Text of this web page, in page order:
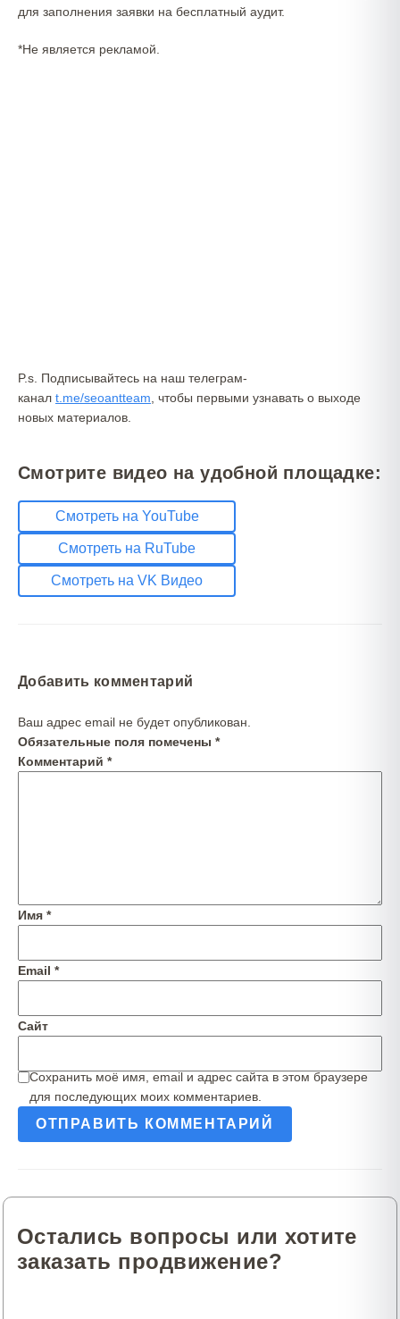
для заполнения заявки на бесплатный аудит.
*Не является рекламой.
P.s. Подписывайтесь на наш телеграм-
канал t.me/seoantteam , чтобы первыми узнавать о выходе
новых материалов.
Смотрите видео на удобной площадке:
Смотреть на YouTube
Смотреть на RuTube
Смотреть на VK Видео
Добавить комментарий
Ваш адрес email не будет опубликован.
Обязательные поля помечены *
Комментарий *
Имя *
Email *
Сайт
Сохранить моё имя, email и адрес сайта в этом браузере
для последующих моих комментариев.
Остались вопросы или хотите
заказать продвижение?